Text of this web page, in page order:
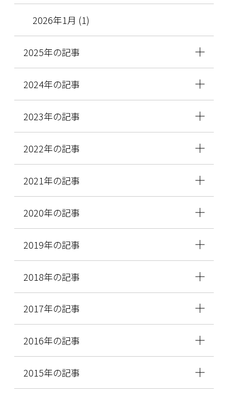
2026年1月 (1)
2025年の記事
2024年の記事
2023年の記事
2022年の記事
2021年の記事
2020年の記事
2019年の記事
2018年の記事
2017年の記事
2016年の記事
2015年の記事